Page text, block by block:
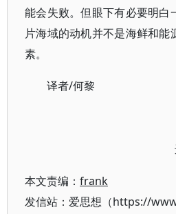
能会失败。但眼下有必要明白
片海域的动机并不是海鲜和能
素。
译者/何黎
本文责编： frank
发信站：爱思想（https://